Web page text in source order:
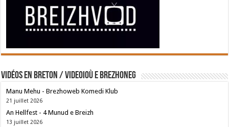
Vidéos en breton / Videoioù e brezhoneg
Manu Mehu - Brezhoweb Komedi Klub
21 juillet 2026
An Hellfest - 4 Munud e Breizh
13 juillet 2026